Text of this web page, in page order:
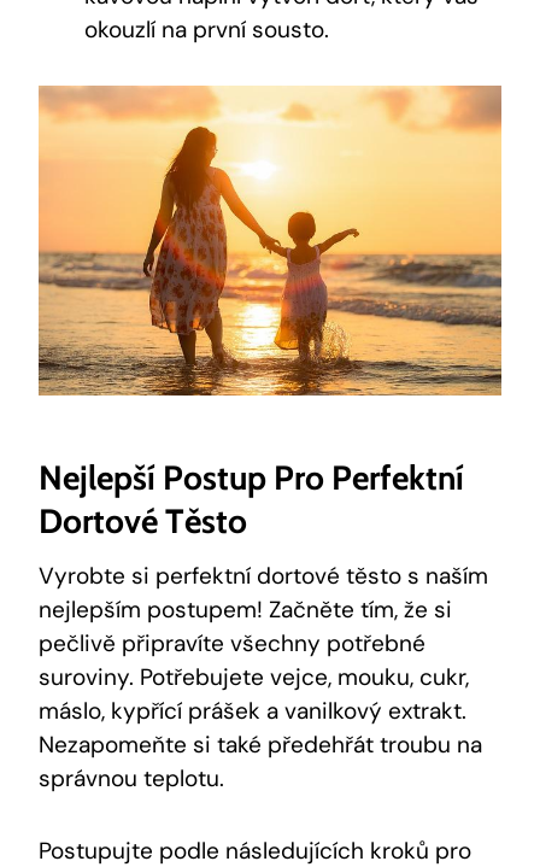
okouzlí na první sousto.
Nejlepší Postup Pro Perfektní
Dortové Těsto
Vyrobte si perfektní dortové těsto s naším
nejlepším postupem! Začněte tím, že si
pečlivě připravíte všechny potřebné
suroviny. Potřebujete vejce, mouku, cukr,
máslo, kypřící prášek a vanilkový extrakt.
Nezapomeňte si také předehřát troubu na
správnou teplotu.
Postupujte podle následujících kroků pro